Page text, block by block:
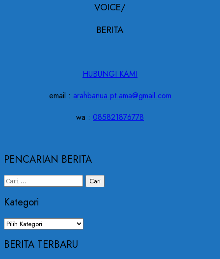
VOICE/
BERITA
HUBUNGI KAMI
email : arahbanua.pt.ama@gmail.com
wa : 085821876778
PENCARIAN BERITA
Cari
Kategori
Kategori
BERITA TERBARU